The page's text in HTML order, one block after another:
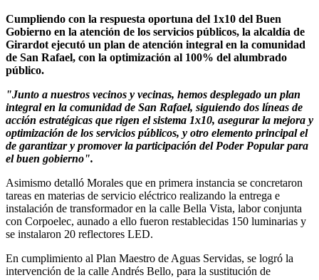
Cumpliendo con la respuesta oportuna del 1x10 del Buen
Gobierno en la atención de los servicios públicos, la alcaldía de
Girardot ejecutó un plan de atención integral en la comunidad
de San Rafael, con la optimización al 100% del alumbrado
público.
"Junto a nuestros vecinos y vecinas, hemos desplegado un plan
integral en la comunidad de San Rafael, siguiendo dos líneas de
acción estratégicas que rigen el sistema 1x10, asegurar la mejora y
optimización de los servicios públicos, y otro elemento principal el
de garantizar y promover la participación del Poder Popular para
el buen gobierno".
Asimismo detalló Morales que en primera instancia se concretaron
tareas en materias de servicio eléctrico realizando la entrega e
instalación de transformador en la calle Bella Vista, labor conjunta
con Corpoelec, aunado a ello fueron restablecidas 150 luminarias y
se instalaron 20 reflectores LED.
En cumplimiento al Plan Maestro de Aguas Servidas, se logró la
intervención de la calle Andrés Bello, para la sustitución de